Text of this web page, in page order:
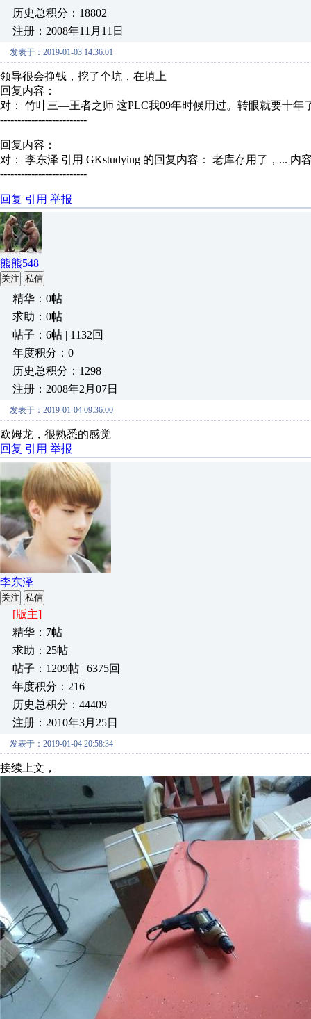
历史总积分：18802
注册：2008年11月11日
发表于：2019-01-03 14:36:01
领导很会挣钱，挖了个坑，在填上
回复内容：
对： 竹叶三—王者之师 这PLC我09年时候用过。转眼就要十年
-------------------------
回复内容：
对： 李东泽 引用 GKstudying 的回复内容： 老库存用了，... 内
-------------------------
回复 引用 举报
熊熊548
关注 私信
精华：0帖
求助：0帖
帖子：6帖 | 1132回
年度积分：0
历史总积分：1298
注册：2008年2月07日
发表于：2019-01-04 09:36:00
欧姆龙，很熟悉的感觉
回复 引用 举报
李东泽
关注 私信
[版主]
精华：7帖
求助：25帖
帖子：1209帖 | 6375回
年度积分：216
历史总积分：44409
注册：2010年3月25日
发表于：2019-01-04 20:58:34
接续上文，